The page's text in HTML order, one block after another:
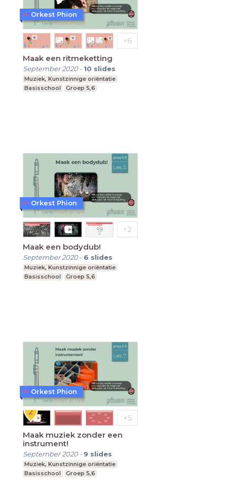
Maak een ritmeketting
September 2020- 10 slides
Muziek, Kunstzinnige oriëntatie
Basisschool
Groep 5,6
Orkest Phion
Maak een bodydub!
September 2020- 6 slides
Muziek, Kunstzinnige oriëntatie
Basisschool
Groep 5,6
Orkest Phion
Maak muziek zonder een
instrument!
September 2020- 9 slides
Muziek, Kunstzinnige oriëntatie
Basisschool
Groep 5,6
Orkest Phion